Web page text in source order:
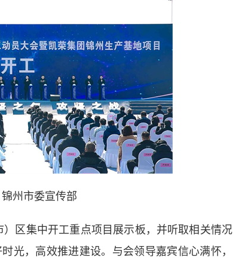
州市委宣传部
区集中开工重点项目展示板，并听取相关情况
光，高效推进建设。与会领导嘉宾信心满怀，